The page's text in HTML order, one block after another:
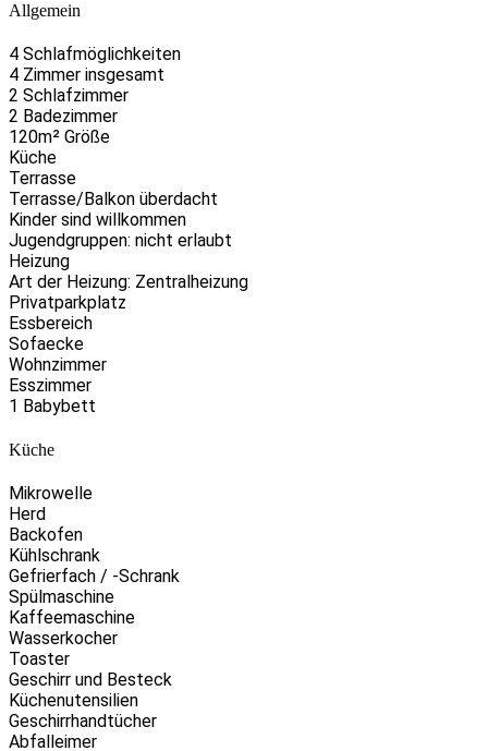
Allgemein
4 Schlafmöglichkeiten
4 Zimmer insgesamt
2 Schlafzimmer
2 Badezimmer
120m² Größe
Küche
Terrasse
Terrasse/Balkon überdacht
Kinder sind willkommen
Jugendgruppen: nicht erlaubt
Heizung
Art der Heizung: Zentralheizung
Privatparkplatz
Essbereich
Sofaecke
Wohnzimmer
Esszimmer
1 Babybett
Küche
Mikrowelle
Herd
Backofen
Kühlschrank
Gefrierfach / -Schrank
Spülmaschine
Kaffeemaschine
Wasserkocher
Toaster
Geschirr und Besteck
Küchenutensilien
Geschirrhandtücher
Abfalleimer